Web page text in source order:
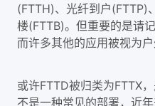
(FTTH)、光纤到户(FTTP)
楼(FTTB)。但重要的是请
而许多其他的应用被视为户
或许FTTD被归类为FTTX
不是一种常见的部署，近